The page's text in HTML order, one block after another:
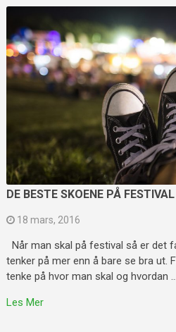
DE BESTE SKOENE PÅ FESTIVAL
18 mars, 2016
Når man skal på festival så er det
tenker på mer enn å bare se bra ut.
tenke på hvor man skal og hvordan …
Les Mer